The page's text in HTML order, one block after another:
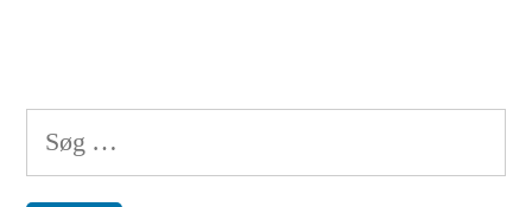
Søg
efter: